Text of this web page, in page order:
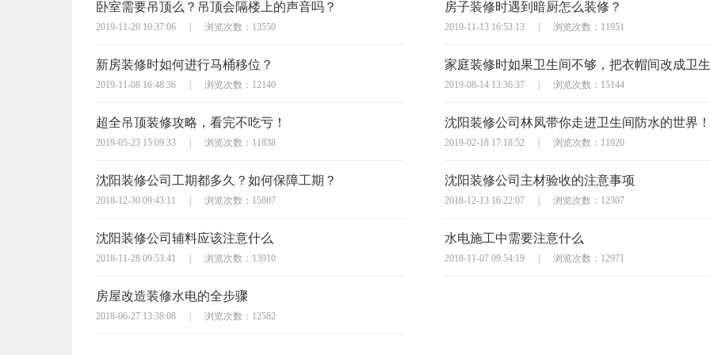
卧室需要吊顶么？吊顶会隔楼上的声音吗？
2019-11-20 10:37:06 浏览次数：13550
房子装修时遇到暗厨怎么装修？
2019-11-13 16:53:13 浏览次数：11951
新房装修时如何进行马桶移位？
2019-11-08 16:48:36 浏览次数：12140 2019-08-14 13:36:37 浏览次数：15144
超全吊顶装修攻略，看完不吃亏！
2019-05-23 15:09:33 浏览次数：11838
沈阳装修公司林凤带你走进卫生间防水的世界！
2019-02-18 17:18:52 浏览次数：11920
沈阳装修公司工期都多久？如何保障工期？
2018-12-30 09:43:11 浏览次数：15807
沈阳装修公司主材验收的注意事项
2018-12-13 16:22:07 浏览次数：12307
沈阳装修公司辅料应该注意什么
2018-11-28 09:53:41 浏览次数：13910
水电施工中需要注意什么
2018-11-07 09:54:19 浏览次数：12971
房屋改造装修水电的全步骤
2018-06-27 13:38:08 浏览次数：12582